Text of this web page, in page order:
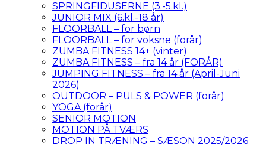
SPRINGFIDUSERNE (3.-5.kl.)
JUNIOR MIX (6.kl.-18 år)
FLOORBALL – for børn
FLOORBALL – for voksne (forår)
ZUMBA FITNESS 14+ (vinter)
ZUMBA FITNESS – fra 14 år (FORÅR)
JUMPING FITNESS – fra 14 år (April-Juni
2026)
OUTDOOR – PULS & POWER (forår)
YOGA (forår)
SENIOR MOTION
MOTION PÅ TVÆRS
DROP IN TRÆNING – SÆSON 2025/2026